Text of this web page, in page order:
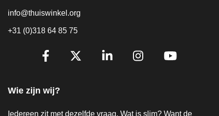
info@thuiswinkel.org
+31 (0)318 64 85 75
Volg je ons al?
Wie zijn wij?
Iedereen zit met dezelfde vraag. Wat is slim? Want de